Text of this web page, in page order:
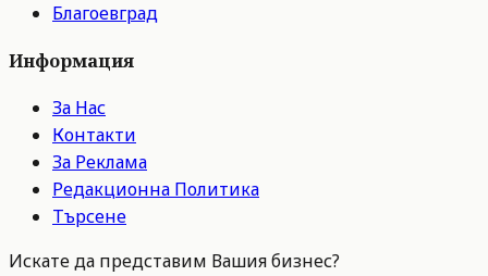
Благоевград
Информация
За Нас
Контакти
За Реклама
Редакционна Политика
Търсене
Искате да представим Вашия бизнес?